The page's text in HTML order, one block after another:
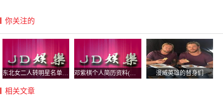
没有走到一起。
欧阳奋强将贾宝玉身上的执拗，演绎得很到位，那种想得而
得不到的气愤，那种爱而不得的幽怨，还有那种看着爱人离
开的悲伤，用眼神和悲伤演绎得很到位，怪不得这个角色，
是难以超越的。
他对角色的把握很到位，让他与贾宝玉紧密结合在一起，他
你关注的
漫威英雄的替身们
相关文章